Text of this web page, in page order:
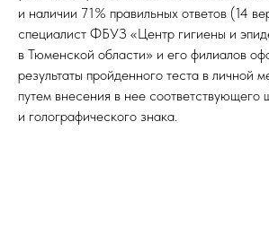
и наличии 71% правильных ответов (14
специалист ФБУЗ «Центр гигиены и
в Тюменской области» и его филиалов
результаты пройденного теста в личной
путем внесения в нее соответствующего
и голографического знака.